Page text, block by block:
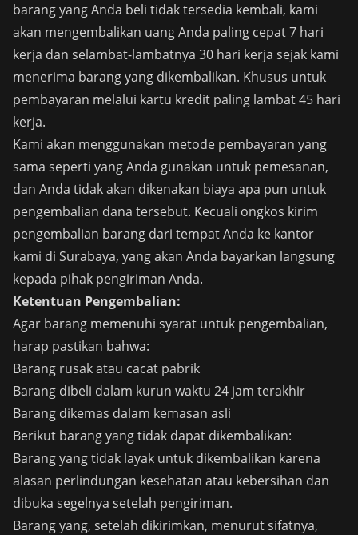
barang yang Anda beli tidak tersedia kembali, kami
akan mengembalikan uang Anda paling cepat 7 hari
kerja dan selambat-lambatnya 30 hari kerja sejak kami
menerima barang yang dikembalikan. Khusus untuk
pembayaran melalui kartu kredit paling lambat 45 hari
kerja.
Kami akan menggunakan metode pembayaran yang
sama seperti yang Anda gunakan untuk pemesanan,
dan Anda tidak akan dikenakan biaya apa pun untuk
pengembalian dana tersebut. Kecuali ongkos kirim
pengembalian barang dari tempat Anda ke kantor
kami di Surabaya, yang akan Anda bayarkan langsung
kepada pihak pengiriman Anda.
Ketentuan Pengembalian:
Agar barang memenuhi syarat untuk pengembalian,
harap pastikan bahwa:
Barang rusak atau cacat pabrik
Barang dibeli dalam kurun waktu 24 jam terakhir
Barang dikemas dalam kemasan asli
Berikut barang yang tidak dapat dikembalikan:
Barang yang tidak layak untuk dikembalikan karena
alasan perlindungan kesehatan atau kebersihan dan
dibuka segelnya setelah pengiriman.
Barang yang, setelah dikirimkan, menurut sifatnya,